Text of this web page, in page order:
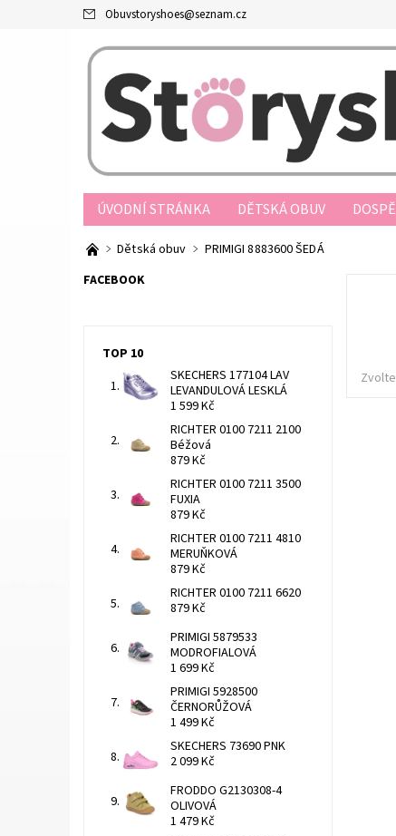
Obuvstoryshoes@seznam.cz
ÚVODNÍ STRÁNKA DĚTSKÁ OBUV
PRODEJNY
OBCHODNÍ PODMÍNKY
REKLAMAČNÍ ŘÁD
Dětská obuv PRIMIGI 8883600 ŠEDÁ
FACEBOOK
TOP 10
SKECHERS 177104 LAV
LEVANDULOVÁ LESKLÁ
1 599 Kč
RICHTER 0100 7211 2100
Béžová
879 Kč
RICHTER 0100 7211 3500
FUXIA
879 Kč
RICHTER 0100 7211 4810
MERUŇKOVÁ
879 Kč
RICHTER 0100 7211 6620
879 Kč
PRIMIGI 5879533
MODROFIALOVÁ
1 699 Kč
PRIMIGI 5928500
ČERNORŮŽOVÁ
1 499 Kč
SKECHERS 73690 PNK
2 099 Kč
FRODDO G2130308-4
OLIVOVÁ
1 479 Kč